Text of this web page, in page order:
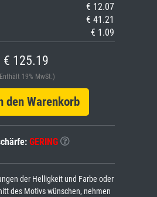
€ 12.07
€ 41.21
€ 1.09
€ 125.19
19% MwSt.)
Warenkorb
GERING
der Helligkeit und Farbe oder
des Motivs wünschen, nehmen